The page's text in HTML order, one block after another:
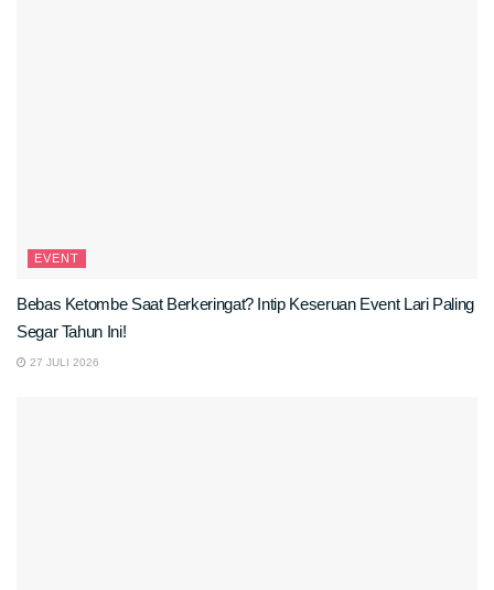
EVENT
Bebas Ketombe Saat Berkeringat? Intip Keseruan Event Lari Paling
Segar Tahun Ini!
27 JULI 2026